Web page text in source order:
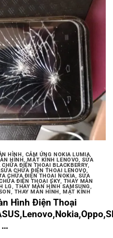
HÌNH, CẢM ỨNG NOKIA LUMIA,
HÌNH, MẶT KÍNH LENOVO, SỬA
CHỮA ĐIỆN THOẠI BLACKBERRY,
SỬA CHỮA ĐIỆN THOẠI LENOVO,
CHỮA ĐIỆN THOẠI NOKIA, SỬA
ĐIỆN THOẠI SKY, THAY MÀN
LG,THAY MÀN HÌNH SAMSUNG,
, THAY MÀN HÌNH, MẶT KÍNH
Hình Điện Thoại
…